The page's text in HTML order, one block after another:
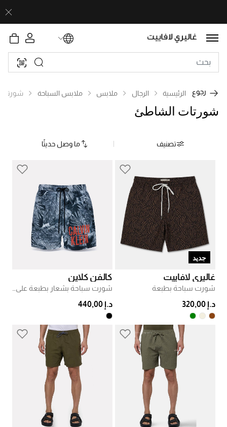
رجوع الرئيسية الرجال ملابس ملابس السباحة
شورتات الشاطئ
ما وصل حديثًا تصنيف
جديد
غاليري لافاييت
شورت سباحة بطبعة
د.إ 320,00
كالفن كلاين
د.إ 440,00